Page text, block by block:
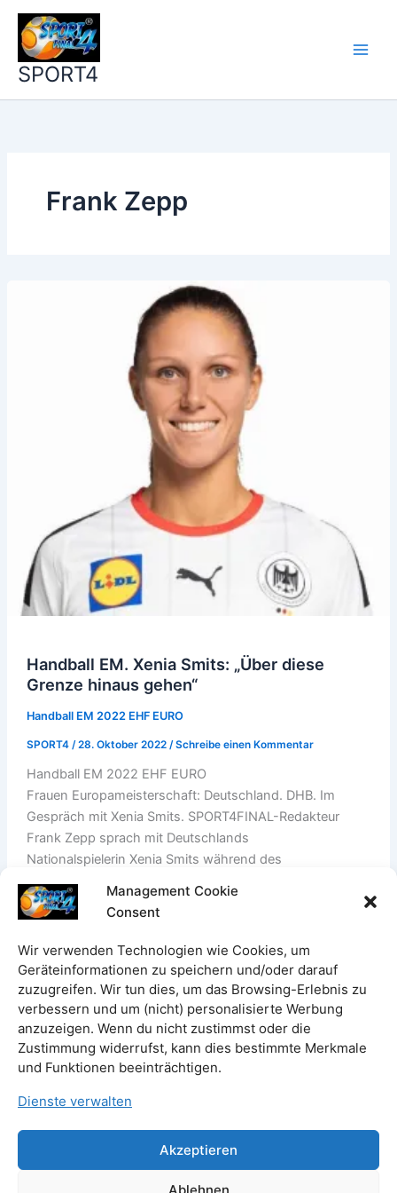
Management Cookie
Consent
Wir verwenden Technologien wie Cookies, um
Geräteinformationen zu speichern und/oder darauf
zuzugreifen. Wir tun dies, um das Browsing-Erlebnis zu
verbessern und um (nicht) personalisierte Werbung
anzuzeigen. Wenn du nicht zustimmst oder die
Zustimmung widerrufst, kann dies bestimmte Merkmale
und Funktionen beeinträchtigen.
Dienste verwalten
Akzeptieren
Ablehnen
Zum
Inhalt
springen
SPORT4
Frank Zepp
Handball EM. Xenia Smits: „Über diese
Grenze hinaus gehen“
Handball EM 2022 EHF EURO
SPORT4 /28. Oktober 2022 /Schreibe einen Kommentar
Handball EM 2022 EHF EURO
Frauen Europameisterschaft: Deutschland. DHB. Im
Gespräch mit Xenia Smits. SPORT4FINAL-Redakteur
Frank Zepp sprach mit Deutschlands
Nationalspielerin Xenia Smits während des
Vorbereitungs-Lehrgangs auf die Handball EHF EURO
der Frauen in Slowenien, Nordmazedonien und
Montenegro. Aus Sicht der Redaktion hat sich Xenia
Smits auf Ihren Stationen in Metz und Bietigheim zu einer
Weltklasse-Spielerin entwickelt. Für den Berichterstatter
ist die […]
Handball
EM.
Xenia
„Über
diese
Beitrag lesen »
←Zurück 1 2